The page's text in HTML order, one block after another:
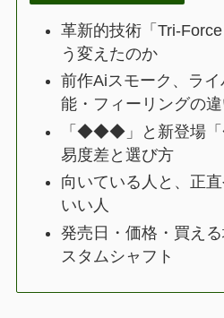
革新的技術「Tri-
う変えたのか
前作Aiスモーク、ラ
能・フィーリングの
「◆◆◆」と新登場
易度差と選び方
向いている人と、正
いい人
発売日・価格・買え
スタムシャフト